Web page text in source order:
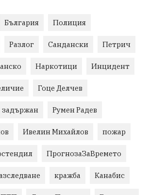
България Полиция
Разлог Сандански Петрич
Наркотици Инцидент
Гоце Делчев
задържан Румен Радев
Ивелин Михайлов пожар
ПрогнозаЗаВремето
кражба Канабис